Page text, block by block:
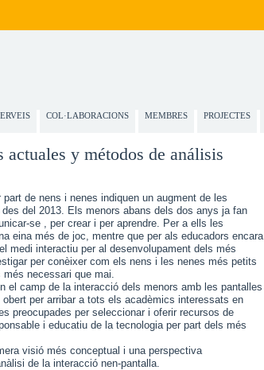
COL·LABORACIONS MEMBRES PROJECTES
y métodos de análisis
de nens i nenes indiquen un augment de les
del 2013. Els menors abans dels dos anys ja fan
se , per crear i per aprendre. Per a ells les
eina més de joc, mentre que per als educadors encara
medi interactiu per al desenvolupament dels més
per conèixer com els nens i les nenes més petits
necessari que mai.
el camp de la interacció dels menors amb les pantalles
per arribar a tots els acadèmics interessats en
preocupades per seleccionar i oferir recursos de
i educatiu de la tecnologia per part dels més
visió més conceptual i una perspectiva
de la interacció nen-pantalla.